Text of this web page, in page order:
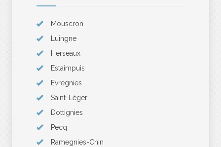
Mouscron
Luingne
Herseaux
Estaimpuis
Evregnies
Saint-Léger
Dottignies
Pecq
Ramegnies-Chin